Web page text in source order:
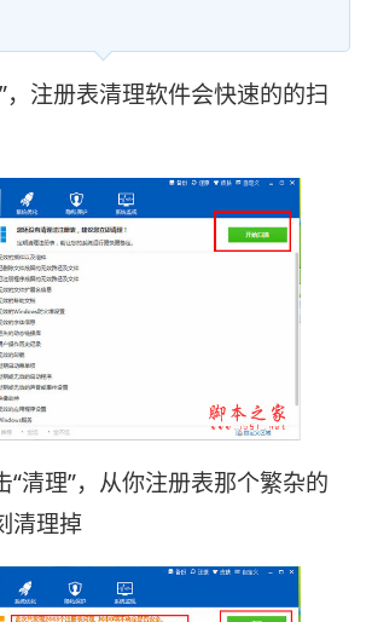
，注册表清理软件会快速的的扫
“清理”，从你注册表那个繁杂的
清理掉